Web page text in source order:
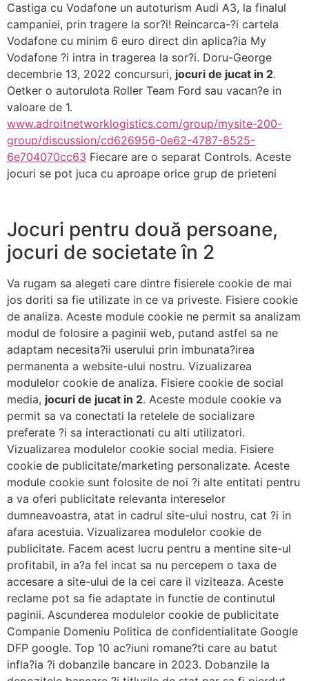
Castiga cu Vodafone un autoturism Audi A3, la finalul
campaniei, prin tragere la sor?i! Reincarca-?i cartela
Vodafone cu minim 6 euro direct din aplica?ia My
Vodafone ?i intra in tragerea la sor?i. Doru-George
decembrie 13, 2022 concursuri, jocuri de jucat in 2.
Oetker o autorulota Roller Team Ford sau vacan?e in
valoare de 1.
www.adroitnetworklogistics.com/group/mysite-200-
group/discussion/cd626956-0e62-4787-8525-
6e704070cc63 Fiecare are o separat Controls. Aceste
jocuri se pot juca cu aproape orice grup de prieteni
Jocuri pentru două persoane,
jocuri de societate în 2
Va rugam sa alegeti care dintre fisierele cookie de mai
jos doriti sa fie utilizate in ce va priveste. Fisiere cookie
de analiza. Aceste module cookie ne permit sa analizam
modul de folosire a paginii web, putand astfel sa ne
adaptam necesita?ii userului prin imbunata?irea
permanenta a website-ului nostru. Vizualizarea
modulelor cookie de analiza. Fisiere cookie de social
media, jocuri de jucat in 2. Aceste module cookie va
permit sa va conectati la retelele de socializare
preferate ?i sa interactionati cu alti utilizatori.
Vizualizarea modulelor cookie social media. Fisiere
cookie de publicitate/marketing personalizate. Aceste
module cookie sunt folosite de noi ?i alte entitati pentru
a va oferi publicitate relevanta intereselor
dumneavoastra, atat in cadrul site-ului nostru, cat ?i in
afara acestuia. Vizualizarea modulelor cookie de
publicitate. Facem acest lucru pentru a mentine site-ul
profitabil, in a?a fel incat sa nu percepem o taxa de
accesare a site-ului de la cei care il viziteaza. Aceste
reclame pot sa fie adaptate in functie de continutul
paginii. Ascunderea modulelor cookie de publicitate
Companie Domeniu Politica de confidentialitate Google
DFP google. Top 10 ac?iuni romane?ti care au batut
infla?ia ?i dobanzile bancare in 2023. Dobanzile la